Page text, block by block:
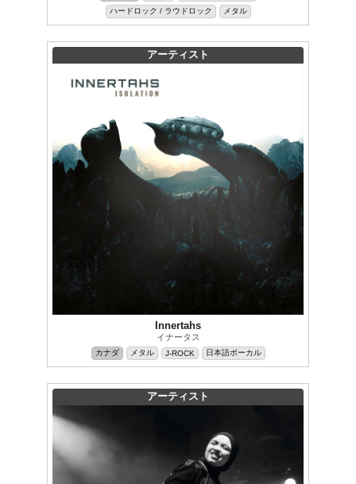
ハードロック / ラウドロック
メタル
アーティスト
Innertahs
イナータス
カナダ メタル J-ROCK 日本語ボーカル
アーティスト